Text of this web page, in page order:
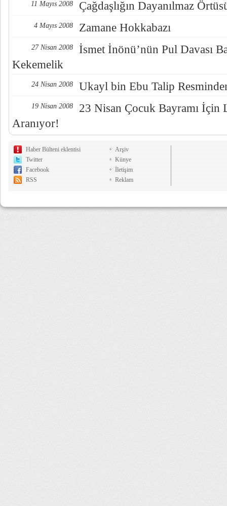
11 Mayıs 2008 Çağdaşlığın Dayanılmaz
4 Mayıs 2008 Zamane Hokkabazı
27 Nisan 2008
İsmet İnönü’nün Pul Davası
Kekemelik
24 Nisan 2008 Ukayl bin Ebu Talip
19 Nisan 2008
23 Nisan Çocuk Bayramı İçin
Aranıyor!
Haber Bülteni eklentisi
Twitter
Facebook
RSS
Arşiv
Künye
İletişim
Reklam